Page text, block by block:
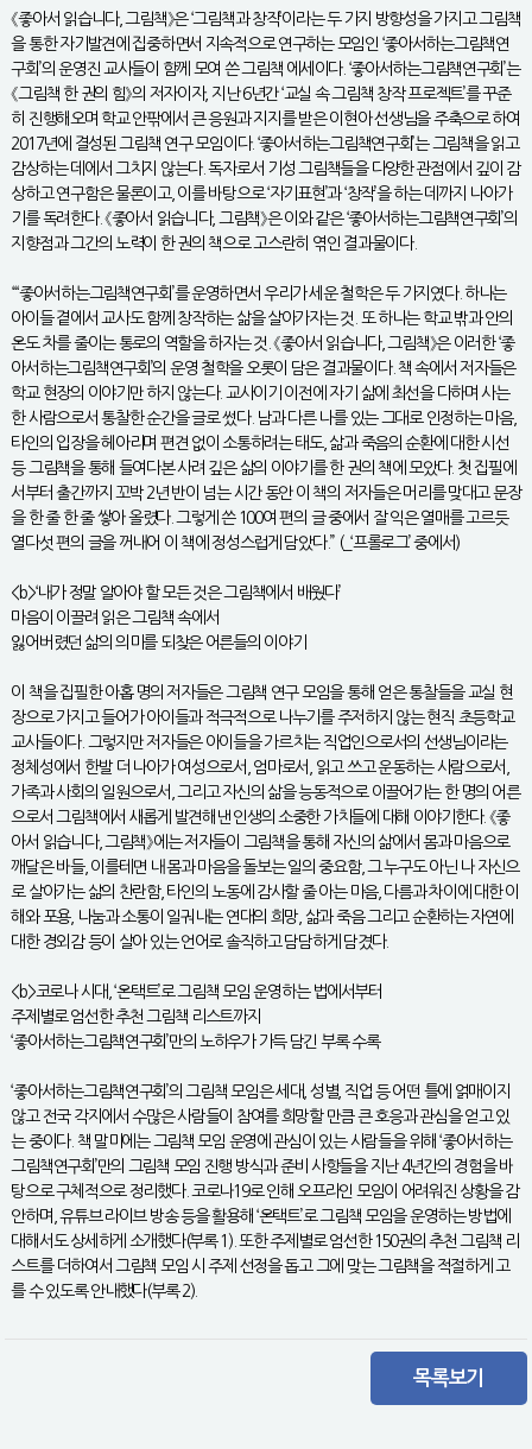
《좋아서 읽습니다, 그림책》은 ‘그림책과 창작’이라는 두 가지 방향성을 가지고 그림책
을 통한 자기발견에 집중하면서 지속적으로 연구하는 모임인 ‘좋아서하는그림책연
구회’의 운영진 교사들이 함께 모여 쓴 그림책 에세이다. ‘좋아서하는그림책연구회’는
《그림책 한 권의 힘》의 저자이자, 지난 6년간 ‘교실 속 그림책 창작 프로젝트’를 꾸준
히 진행해오며 학교 안팎에서 큰 응원과 지지를 받은 이현아 선생님을 주축으로 하여
2017년에 결성된 그림책 연구 모임이다. ‘좋아서하는그림책연구회’는 그림책을 읽고
감상하는 데에서 그치지 않는다. 독자로서 기성 그림책들을 다양한 관점에서 깊이 감
상하고 연구함은 물론이고, 이를 바탕으로 ‘자기표현’과 ‘창작’을 하는 데까지 나아가
기를 독려한다. 《좋아서 읽습니다, 그림책》은 이와 같은 ‘좋아서하는그림책연구회’의
지향점과 그간의 노력이 한 권의 책으로 고스란히 엮인 결과물이다.
“‘좋아서하는그림책연구회’를 운영하면서 우리가 세운 철학은 두 가지였다. 하나는
아이들 곁에서 교사도 함께 창작하는 삶을 살아가자는 것. 또 하나는 학교 밖과 안의
온도 차를 줄이는 통로의 역할을 하자는 것. 《좋아서 읽습니다, 그림책》은 이러한 ‘좋
아서하는그림책연구회’의 운영 철학을 오롯이 담은 결과물이다. 책 속에서 저자들은
학교 현장의 이야기만 하지 않는다. 교사이기 이전에 자기 삶에 최선을 다하며 사는
한 사람으로서 통찰한 순간을 글로 썼다. 남과 다른 나를 있는 그대로 인정하는 마음,
타인의 입장을 헤아리며 편견 없이 소통하려는 태도, 삶과 죽음의 순환에 대한 시선
등 그림책을 통해 들여다본 사려 깊은 삶의 이야기를 한 권의 책에 모았다. 첫 집필에
서부터 출간까지 꼬박 2년 반이 넘는 시간 동안 이 책의 저자들은 머리를 맞대고 문장
을 한 줄 한 줄 쌓아 올렸다. 그렇게 쓴 100여 편의 글 중에서 잘 익은 열매를 고르듯
열다섯 편의 글을 꺼내어 이 책에 정성스럽게 담았다.” (_‘프롤로그’ 중에서)
<b>‘내가 정말 알아야 할 모든 것은 그림책에서 배웠다’
마음이 이끌려 읽은 그림책 속에서
잃어버렸던 삶의 의미를 되찾은 어른들의 이야기
이 책을 집필한 아홉 명의 저자들은 그림책 연구 모임을 통해 얻은 통찰들을 교실 현
장으로 가지고 들어가 아이들과 적극적으로 나누기를 주저하지 않는 현직 초등학교
교사들이다. 그렇지만 저자들은 아이들을 가르치는 직업인으로서의 선생님이라는
정체성에서 한발 더 나아가 여성으로서, 엄마로서, 읽고 쓰고 운동하는 사람으로서,
가족과 사회의 일원으로서, 그리고 자신의 삶을 능동적으로 이끌어가는 한 명의 어른
으로서 그림책에서 새롭게 발견해낸 인생의 소중한 가치들에 대해 이야기한다. 《좋
아서 읽습니다, 그림책》에는 저자들이 그림책을 통해 자신의 삶에서 몸과 마음으로
깨달은 바들, 이를테면 내 몸과 마음을 돌보는 일의 중요함, 그 누구도 아닌 나 자신으
로 살아가는 삶의 찬란함, 타인의 노동에 감사할 줄 아는 마음, 다름과 차이에 대한 이
해와 포용, 나눔과 소통이 일궈내는 연대의 희망, 삶과 죽음 그리고 순환하는 자연에
대한 경외감 등이 살아 있는 언어로 솔직하고 담담하게 담겼다.
<b>코로나 시대, ‘온택트’로 그림책 모임 운영하는 법에서부터
주제별로 엄선한 추천 그림책 리스트까지
‘좋아서하는그림책연구회’만의 노하우가 가득 담긴 부록 수록
‘좋아서하는그림책연구회’의 그림책 모임은 세대, 성별, 직업 등 어떤 틀에 얽매이지
않고 전국 각지에서 수많은 사람들이 참여를 희망할 만큼 큰 호응과 관심을 얻고 있
는 중이다. 책 말미에는 그림책 모임 운영에 관심이 있는 사람들을 위해 ‘좋아서하는
그림책연구회’만의 그림책 모임 진행 방식과 준비 사항들을 지난 4년간의 경험을 바
탕으로 구체적으로 정리했다. 코로나19로 인해 오프라인 모임이 어려워진 상황을 감
안하며, 유튜브 라이브 방송 등을 활용해 ‘온택트’로 그림책 모임을 운영하는 방법에
대해서도 상세하게 소개했다(부록 1). 또한 주제별로 엄선한 150권의 추천 그림책 리
스트를 더하여서 그림책 모임 시 주제 선정을 돕고 그에 맞는 그림책을 적절하게 고
를 수 있도록 안내했다(부록 2).
목록보기